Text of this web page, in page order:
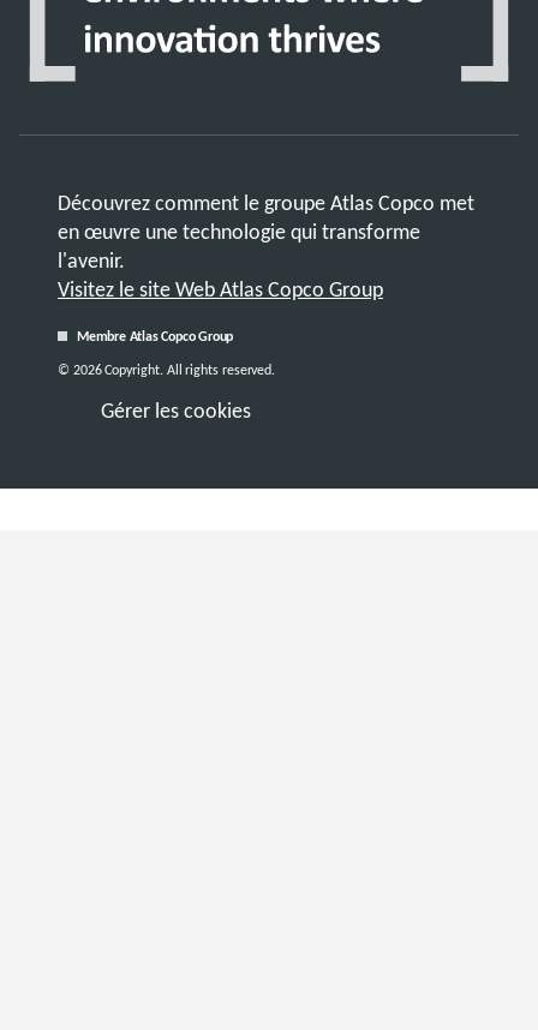
Découvrez comment le groupe Atlas Copco met
en œuvre une technologie qui transforme
l'avenir.
Visitez le site Web Atlas Copco Group
Membre Atlas Copco Group
Gérer les cookies
© 2026 Copyright. All rights reserved.